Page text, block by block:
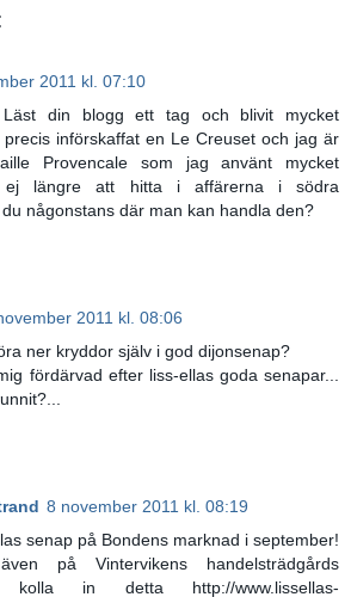
2011 kl. 07:10
Läst din blogg ett tag och blivit mycket
precis införskaffat en Le Creuset och jag är
Provencale som jag använt mycket
ej längre att hitta i affärerna i södra
någonstans där man kan handla den?
2011 kl. 08:06
ner kryddor själv i god dijonsenap?
fördärvad efter liss-ellas goda senapar...
8 november 2011 kl. 08:19
senap på Bondens marknad i september!
på Vintervikens handelsträdgårds
kolla in detta http://www.lissellas-